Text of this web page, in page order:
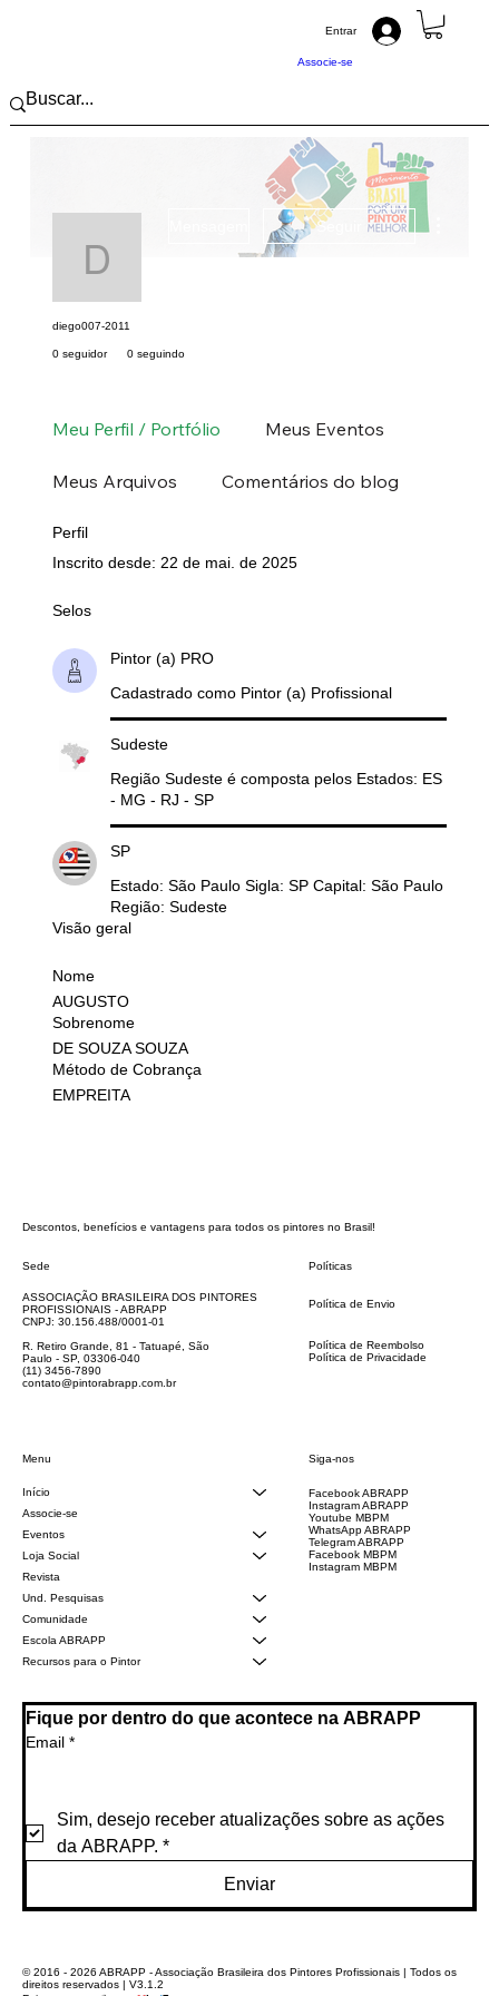
Associe-se
Entrar
diego007-2011
Seguir
diego007-2011
0 seguidor 0 seguindo
Meu Perfil / Portfólio Meus Eventos
Meus Arquivos Comentários do blog
Perfil
Inscrito desde: 22 de mai. de 2025
Selos
Pintor (a) PRO
Cadastrado como Pintor (a) Profissional
Sudeste
Região Sudeste é composta pelos Estados: ES
- MG - RJ - SP
SP
Estado: São Paulo Sigla: SP Capital: São Paulo
Região: Sudeste
Visão geral
Nome
AUGUSTO
Sobrenome
DE SOUZA SOUZA
Método de Cobrança
EMPREITA
Descontos, benefícios e vantagens para todos os pintores no Brasil!
Sede
ASSOCIAÇÃO BRASILEIRA DOS PINTORES
PROFISSIONAIS - ABRAPP
CNPJ: 30.156.488/0001-01
R. Retiro Grande, 81 - Tatuapé, São
Paulo - SP, 03306-040
(11) 3456-7890
contato@pintorabrapp.com.br
Menu
Início
Associe-se
Eventos
Loja Social
Revista
Und. Pesquisas
Comunidade
Escola ABRAPP
Recursos para o Pintor
Políticas
Política de Envio
Política de Reembolso
Política de Privacidade
Siga-nos
Facebook ABRAPP
Instagram ABRAPP
Youtube MBPM
WhatsApp ABRAPP
Telegram ABRAPP
Facebook MBPM
Instagram MBPM
Fique por dentro do que acontece na ABRAPP
Email *
Sim, desejo receber atualizações sobre as ações
da ABRAPP. *
Enviar
© 2016 - 2026 ABRAPP - Associação Brasileira dos Pintores Profissionais | Todos os
direitos reservados | V3.1.2